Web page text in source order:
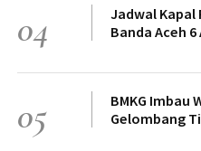
04
Jadwal Kapal
Banda Aceh
05
BMKG Imbau
Gelombang